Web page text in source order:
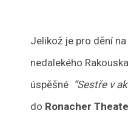
Jelikož je pro dění
nedalekého
úspěšné “Sestře v
do Ronacher